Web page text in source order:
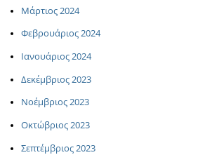
Μάρτιος 2024
Φεβρουάριος 2024
Ιανουάριος 2024
Δεκέμβριος 2023
Νοέμβριος 2023
Οκτώβριος 2023
Σεπτέμβριος 2023